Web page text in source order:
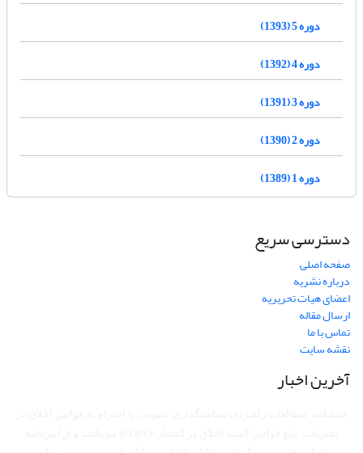
دوره 5 (1393)
دوره 4 (1392)
دوره 3 (1391)
دوره 2 (1390)
دوره 1 (1389)
دسترسی سریع
صفحه اصلی
درباره نشریه
اعضای هیات تحریریه
ارسال مقاله
تماس با ما
نقشه سایت
آخرین اخبار